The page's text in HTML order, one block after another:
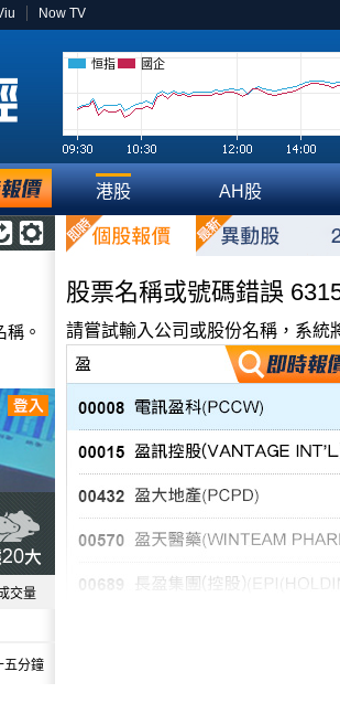
Now TV
恒指 國企
港股 AH股
。
交量
五分鐘
股票名稱或號碼錯誤
請嘗試輸入公司或股份名稱，系統